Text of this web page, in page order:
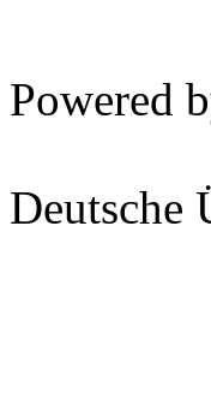
Powered
Deutsche